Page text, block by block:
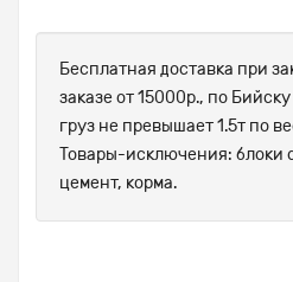
Бесплатная доставка при
заказе от 15000р., по
груз не превышает 1.5т по
Товары-исключения: блоки
цемент, корма.